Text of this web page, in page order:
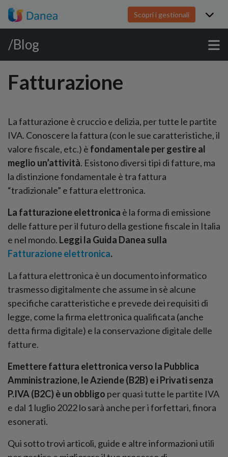
Scopri i gestionali
/Blog
Fatturazione
La fatturazione è cruccio e delizia, per tutte le partite
IVA. Conoscere la fattura (con le sue caratteristiche, il
valore fiscale, etc.) è fondamentale per gestire al
meglio un’attività. Esistono diversi tipi di fatture, ma
la distinzione fondamentale è tra fattura
“tradizionale” e fattura elettronica.
La fatturazione elettronica è la forma di emissione
delle fatture per il futuro della gestione fiscale in Italia
e nel mondo. Leggi la Guida Danea sulla
Fatturazione elettronica.
La fattura elettronica è un documento informatico
trasmesso digitalmente che assume in sè alcune
specifiche caratteristiche e prevede dei requisiti di
legge, come la firma elettronica qualificata (anche
detta firma digitale) e la conservazione digitale delle
fatture.
Emettere fattura elettronica verso la Pubblica
Amministrazione, le Aziende (B2B) e i Privati senza
P.IVA (B2C) è un obbligo per quasi tutte le partite IVA
e dal 1 luglio 2022 lo sarà anche per i forfettari, finora
esonerati.
Qui sotto trovi articoli, guide e altre informazioni utili